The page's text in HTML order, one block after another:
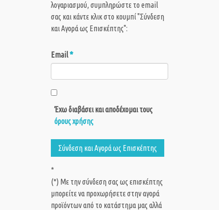
λογαριασμού, συμπληρώστε το email
σας και κάντε κλικ στο κουμπί "Σύνδεση
και Αγορά ως Eπισκέπτης":
Email*
Έχω διαβάσει και αποδέχομαι τους
όρους χρήσης
Σύνδεση και Αγορά ως Eπισκέπτης
*
(*) Με την σύνδεση σας ως επισκέπτης
μπορείτε να προχωρήσετε στην αγορά
προϊόντων από το κατάστημα μας αλλά